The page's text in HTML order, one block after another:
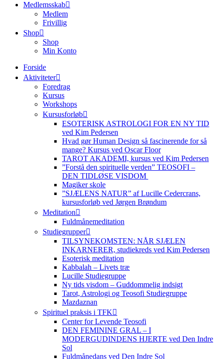
Medlemsskab
Medlem
Frivillig
Shop
Shop
Min Konto
Forside
Aktiviteter
Foredrag
Kursus
Workshops
Kursusforløb
ESOTERISK ASTROLOGI FOR EN NY TID
ved Kim Pedersen
Hvad gør Human Design så fascinerende for så
mange? Kursus ved Oscar Floor
TAROT AKADEMI, kursus ved Kim Pedersen
”Forstå den spirituelle verden” TEOSOFI –
DEN TIDLØSE VISDOM
Magiker skole
”SJÆLENS NATUR” af Lucille Cedercrans,
kursusforløb ved Jørgen Brøndum
Meditation
Fuldmånemeditation
Studiegrupper
TILSYNEKOMSTEN: NÅR SJÆLEN
INKARNERER, studiekreds ved Kim Pedersen
Esoterisk meditation
Kabbalah – Livets træ
Lucille Studiegruppe
Ny tids visdom – Guddommelig indsigt
Tarot, Astrologi og Teosofi Studiegruppe
Mazdaznan
Spirituel praksis i TFK
Center for Levende Teosofi
DEN FEMININE GRAL – I
MODERGUDINDENS HJERTE ved Den Indre
Sol
Fuldmånedans ved Den Indre Sol